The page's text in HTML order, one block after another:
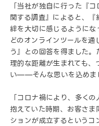
「当社が独自に行った『
関する調査』によると、
絆を大切に感じるように
どのオンラインツールを
う』との回答を得ました
理的な距離が生まれても、
い——そんな思いを込めま
「コロナ禍により、多く
抱えていた時期、お客さ
ションが成立するという